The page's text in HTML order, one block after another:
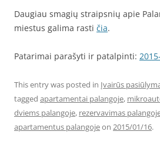
Daugiau smagių straipsnių apie
miestus galima rasti čia.
Patarimai parašyti ir patalpinti:
This entry was posted in Įvairūs
tagged apartamentai palangoje,
dviems palangoje, rezervavimas
apartamentus palangojeon 2015/01/16.